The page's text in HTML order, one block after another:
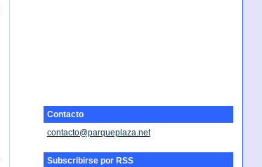
Contacto
contacto@parqueplaza.net
Subscribirse por RSS